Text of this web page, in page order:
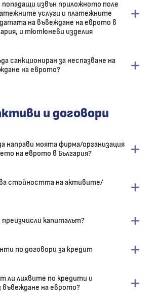
извън приложното поле
услуги и платежните
на въвеждане на еврото в
и тютюневи изделия
санкциониран за неспазване на
на еврото?
и договори
направи моята фирма/организация
на еврото в България?
стойността на активите/
преизчисли капиталът?
по договори за кредит
и
въвеждане на еврото?